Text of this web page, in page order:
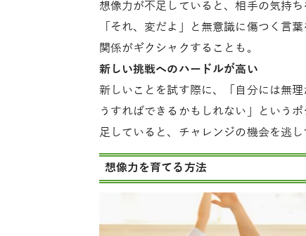
想像力が不足していると、相手の気持
「それ、変だよ」と無意識に傷つく言
関係がギクシャクすることも。
新しい挑戦へのハードルが高い
新しいことを試す際に、「自分には無
うすればできるかもしれない」という
足していると、チャレンジの機会を逃し
想像力を育てる方法